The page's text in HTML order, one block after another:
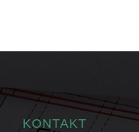
KONTAKT